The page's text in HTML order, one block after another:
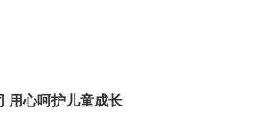
用心呵护儿童成长